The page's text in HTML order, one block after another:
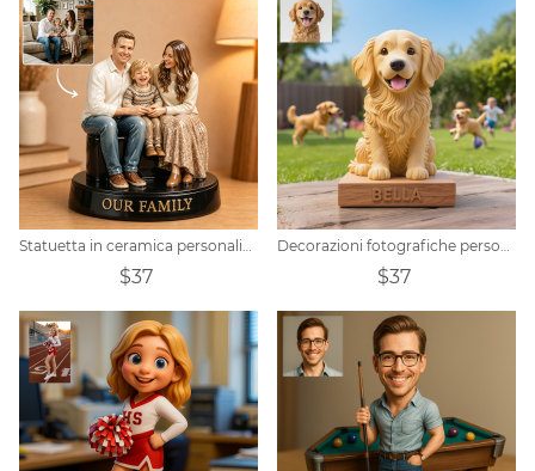
Statuetta in ceramica personalizzata per uso domestico
$37
Decorazioni fotografiche personalizzate per animali domestici
$37